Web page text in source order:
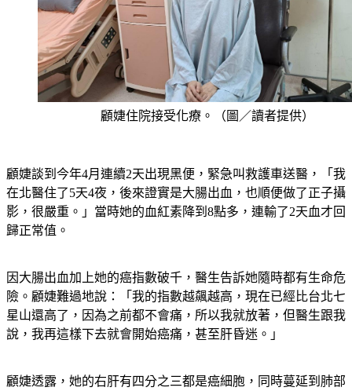
顧婕住院接受化療。（圖／讀者提供）
顧婕談到今年4月連續2天出現黑便，緊急叫救護車送醫，「我
在北醫住了5天4夜，後來證實是大腸出血，也順便做了正子攝
影，很嚴重。」當時她的血紅素降到8點多，連輸了2天血才回
歸正常值。
因大腸出血加上她的癌指數破千，醫生告訴她隨時都有生命危
險。顧婕難過地說：「我的指數越飆越高，現在已經比台北七
星山還高了，因為之前都不會痛，所以我就放著，但醫生跟我
說，我再這樣下去就會開始癌痛，甚至肝昏迷。」
顧婕透露，她的右肝有四分之三都是癌細胞，同時蔓延到肺部